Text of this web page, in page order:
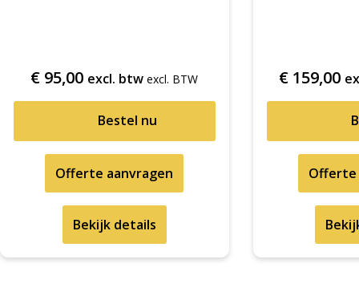
€ 95,00 excl. btw
Bestel nu
Offerte aanvragen
Bekijk details
€ 159,00
Offerte